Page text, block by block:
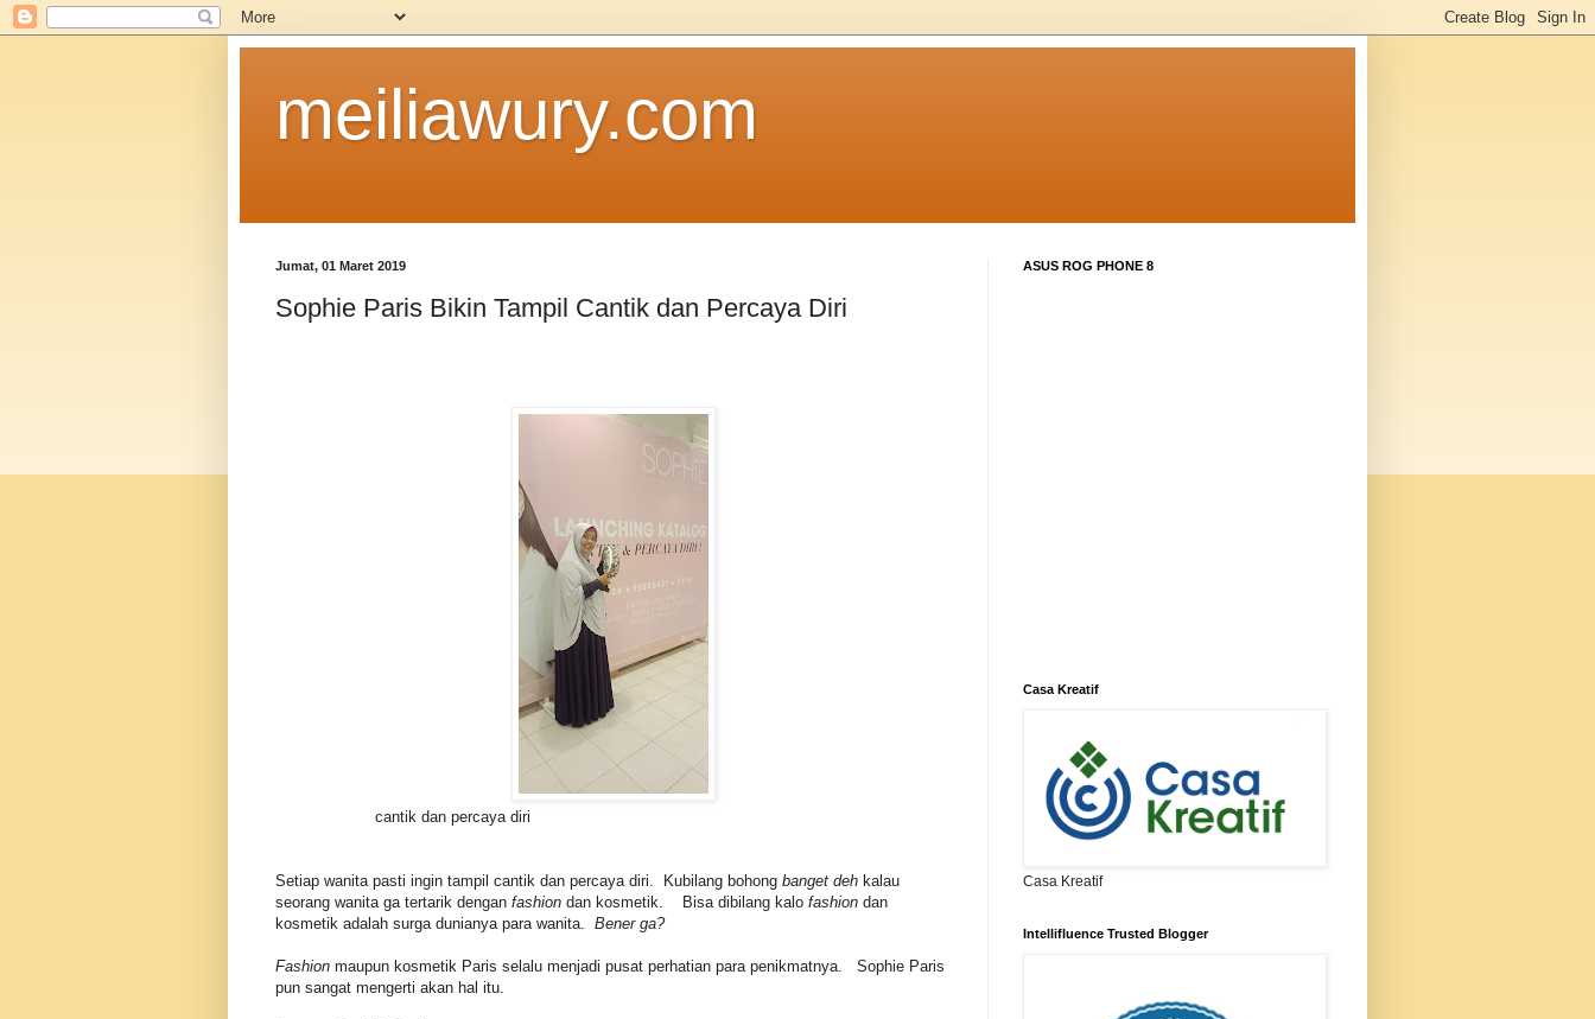
meiliawury.com
Jumat, 01 Maret 2019
Sophie Paris Bikin Tampil Cantik dan Percaya Diri
cantik dan percaya diri
Setiap wanita pasti ingin tampil cantik dan percaya diri. Kubilang bohong banget deh kalau
seorang wanita ga tertarik dengan fashion dan kosmetik. Bisa dibilang kalo fashion dan
kosmetik adalah surga dunianya para wanita. Bener ga?
Fashion maupun kosmetik Paris selalu menjadi pusat perhatian para penikmatnya. Sophie Paris
pun sangat mengerti akan hal itu.
ASUS ROG PHONE 8
Casa Kreatif
Casa Kreatif
Intellifluence Trusted Blogger